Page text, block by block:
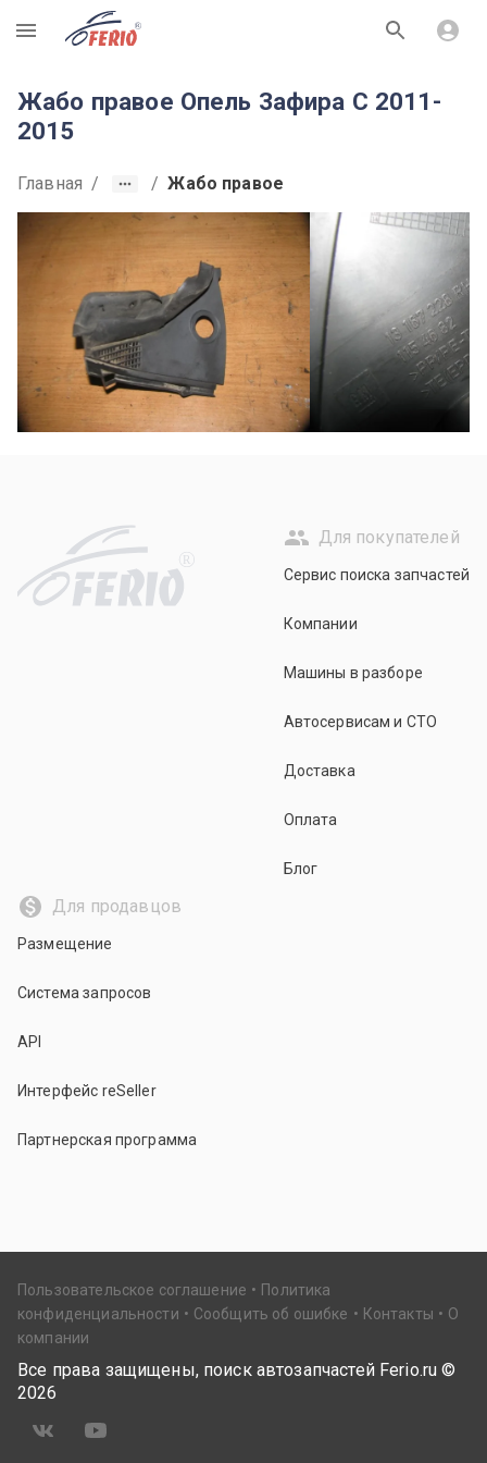
R
Жабо правое Опель Зафира C 2011-
2015
Главная / / Жабо правое
R
Для покупателей
Сервис поиска запчастей
Компании
Машины в разборе
Автосервисам и СТО
Доставка
Оплата
Блог
Для продавцов
Размещение
Система запросов
API
Интерфейс reSeller
Партнерская программа
Пользовательское соглашение
Политика
конфиденциальности
Сообщить об ошибке Контакты
О
компании
Все права защищены, поиск автозапчастей Ferio.ru ©
2026